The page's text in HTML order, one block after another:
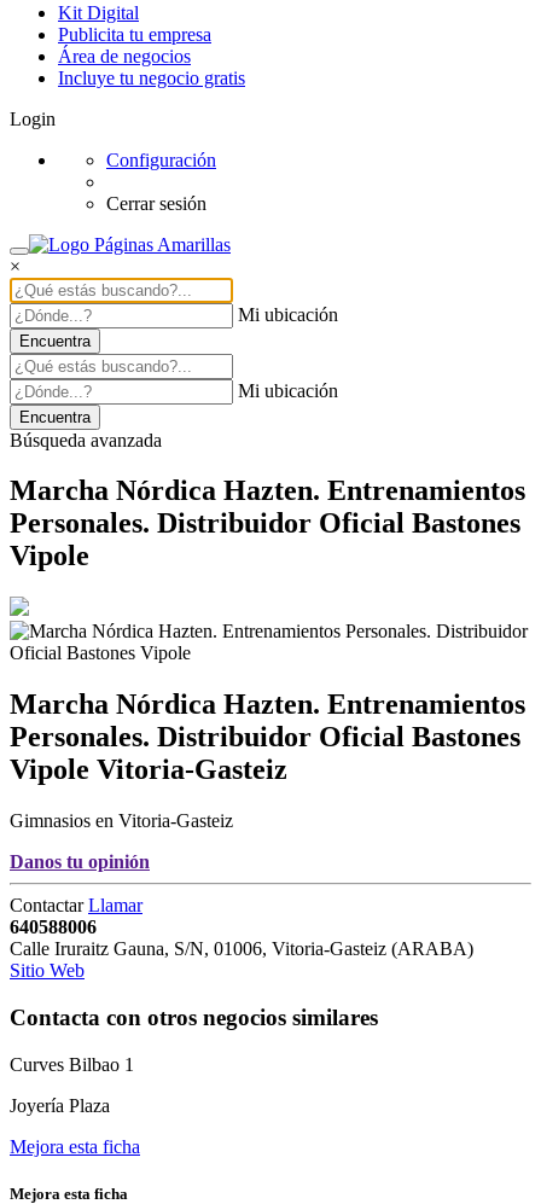
Kit Digital
Publicita tu empresa
Área de negocios
Incluye tu negocio gratis
Login
Configuración
Cerrar sesión
×
Mi ubicación
Encuentra
Mi ubicación
Encuentra
Búsqueda avanzada
Marcha Nórdica Hazten. Entrenamientos
Personales. Distribuidor Oficial Bastones
Vipole
Marcha Nórdica Hazten. Entrenamientos
Personales. Distribuidor Oficial Bastones
Vipole Vitoria-Gasteiz
Gimnasios en Vitoria-Gasteiz
Danos tu opinión
ContactarLlamar
640588006
Calle Iruraitz Gauna, S/N, 01006, Vitoria-Gasteiz (ARABA)
Sitio Web
Contacta con otros negocios similares
Curves Bilbao 1
Joyería Plaza
Mejora esta ficha
Mejora esta ficha